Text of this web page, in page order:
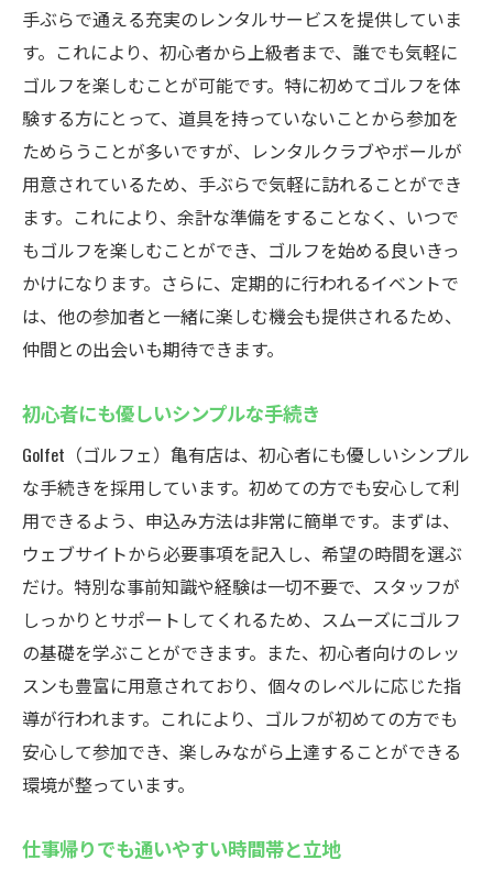
手ぶらで通える充実のレンタルサービスを提供していま
す。これにより、初心者から上級者まで、誰でも気軽に
ゴルフを楽しむことが可能です。特に初めてゴルフを体
験する方にとって、道具を持っていないことから参加を
ためらうことが多いですが、レンタルクラブやボールが
用意されているため、手ぶらで気軽に訪れることができ
ます。これにより、余計な準備をすることなく、いつで
もゴルフを楽しむことができ、ゴルフを始める良いきっ
かけになります。さらに、定期的に行われるイベントで
は、他の参加者と一緒に楽しむ機会も提供されるため、
仲間との出会いも期待できます。
初心者にも優しいシンプルな手続き
Golfet（ゴルフェ）亀有店は、初心者にも優しいシンプル
な手続きを採用しています。初めての方でも安心して利
用できるよう、申込み方法は非常に簡単です。まずは、
ウェブサイトから必要事項を記入し、希望の時間を選ぶ
だけ。特別な事前知識や経験は一切不要で、スタッフが
しっかりとサポートしてくれるため、スムーズにゴルフ
の基礎を学ぶことができます。また、初心者向けのレッ
スンも豊富に用意されており、個々のレベルに応じた指
導が行われます。これにより、ゴルフが初めての方でも
安心して参加でき、楽しみながら上達することができる
環境が整っています。
仕事帰りでも通いやすい時間帯と立地